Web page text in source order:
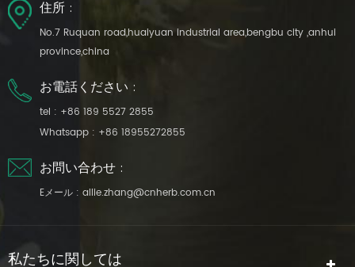
住所 :
No.7 Ruquan road,huaiyuan industrial area,bengbu city ,anhui
province,china
お電話ください :
tel : +86 189 5527 2855
Whatsapp : +86 18955272855
お問い合わせ :
Eメール : allie.zhang@cnherb.com.cn
私たちに関しては